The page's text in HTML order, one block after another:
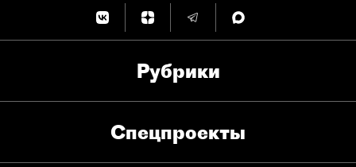
Рубрики
Спец­проекты